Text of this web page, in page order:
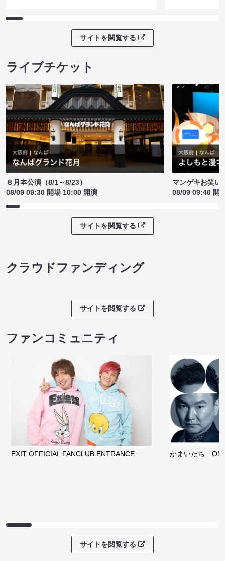
サイトを閲覧する
ライブチケット
８月本公演（8/1～8/23）
08/09 09:30 開場 10:00 開演
マンゲキお笑い
08/09 09:40 開
サイトを閲覧する
クラウドファンディング
サイトを閲覧する
ファンコミュニティ
EXIT OFFICIAL FANCLUB ENTRANCE かまいたち
サイトを閲覧する